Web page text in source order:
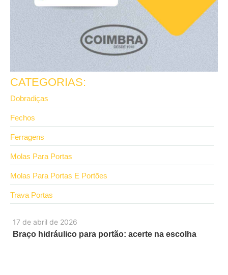
17 de abril de 2026
Braço hidráulico para portão: acerte na escolha
CATEGORIAS:
Dobradiças
Fechos
Ferragens
Molas Para Portas
Molas Para Portas E Portões
Trava Portas